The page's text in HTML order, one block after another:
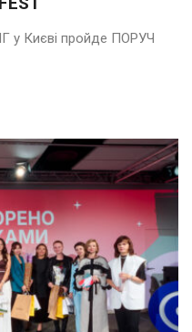
у Києві пройде ПОРУЧ